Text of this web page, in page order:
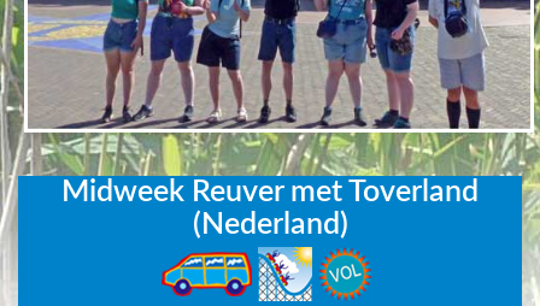
Midweek Reuver met Toverland
(Nederland)